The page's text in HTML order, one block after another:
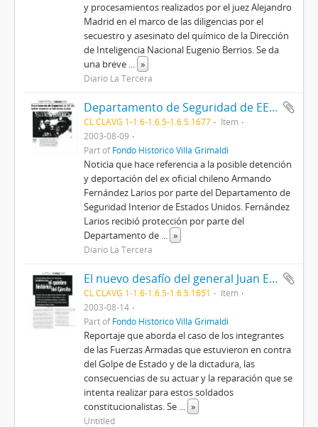
y procesamientos realizados por el juez Alejandro
Madrid en el marco de las diligencias por el
secuestro y asesinato del químico de la Dirección
de Inteligencia Nacional Eugenio Berrios. Se da
una breve ... »
Diario La Tercera
Departamento de Seguridad de EEUU quiere deportar a Fernández Larios
CL CLAVG 1-1.6-1.6.5-1.6.5.1677
Item
2003-08-09
Part ofFondo Histórico Villa Grimaldi
Noticia que hace referencia a la posible detención
y deportación del ex oficial chileno Armando
Fernández Larios por parte del Departamento de
Seguridad Interior de Estados Unidos. Fernández
Larios recibió protección por parte del
Departamento de ... »
Diario La Tercera
El nuevo desafío del general Juan Emilio Cheyre. Las historias tras el quiebre histórico del Ejército
CL CLAVG 1-1.6-1.6.5-1.6.5.1651
Item
2003-08-14
Part ofFondo Histórico Villa Grimaldi
Reportaje que aborda el caso de los integrantes
de las Fuerzas Armadas que estuvieron en contra
del Golpe de Estado y de la dictadura, las
consecuencias de su actuar y la reparación que se
intenta realizar para estos soldados
constitucionalistas. Se ... »
Untitled